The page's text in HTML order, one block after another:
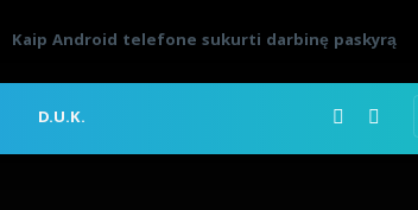
Kaip Android telefone sukurti darbinę paskyrą
D.U.K.